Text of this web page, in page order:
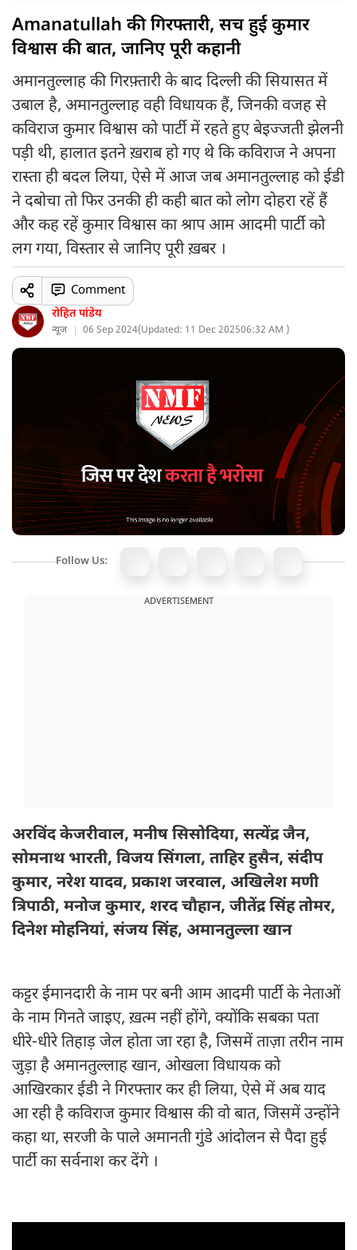
Amanatullah की गिरफ्तारी, सच हुई कुमार
विश्वास की बात, जानिए पूरी कहानी
अमानतुल्लाह की गिरफ़्तारी के बाद दिल्ली की सियासत में
उबाल है, अमानतुल्लाह वही विधायक हैं, जिनकी वजह से
कविराज कुमार विश्वास को पार्टी में रहते हुए बेइज्जती झेलनी
पड़ी थी, हालात इतने ख़राब हो गए थे कि कविराज ने अपना
रास्ता ही बदल लिया, ऐसे में आज जब अमानतुल्लाह को ईडी
ने दबोचा तो फिर उनकी ही कही बात को लोग दोहरा रहें हैं
और कह रहें कुमार विश्वास का श्राप आम आदमी पार्टी को
लग गया, विस्तार से जानिए पूरी ख़बर ।
रोहित पांडेय
न्यूज 06 Sep 2024(Updated: 11 Dec 202506:32 AM )
Comment
Follow Us:
ADVERTISEMENT
अरविंद केजरीवाल, मनीष सिसोदिया, सत्येंद्र जैन,
सोमनाथ भारती, विजय सिंगला, ताहिर हुसैन, संदीप
कुमार, नरेश यादव, प्रकाश जरवाल, अखिलेश मणी
त्रिपाठी, मनोज कुमार, शरद चौहान, जीतेंद्र सिंह तोमर,
दिनेश मोहनियां, संजय सिंह, अमानतुल्ला खान
कट्टर ईमानदारी के नाम पर बनी आम आदमी पार्टी के नेताओं
के नाम गिनते जाइए, ख़त्म नहीं होंगे, क्योंकि सबका पता
धीरे-धीरे तिहाड़ जेल होता जा रहा है, जिसमें ताज़ा तरीन नाम
जुड़ा है अमानतुल्लाह खान, ओखला विधायक को
आखिरकार ईडी ने गिरफ्तार कर ही लिया, ऐसे में अब याद
आ रही है कविराज कुमार विश्वास की वो बात, जिसमें उन्होंने
कहा था, सरजी के पाले अमानती गुंडे आंदोलन से पैदा हुई
पार्टी का सर्वनाश कर देंगे ।